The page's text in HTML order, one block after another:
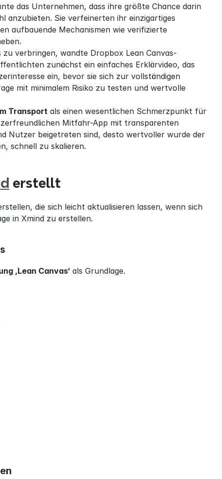
das Unternehmen, dass ihre größte Chance darin
anzubieten. Sie verfeinerten ihr einzigartiges
aufbauende Mechanismen wie verifizierte
verbringen, wandte Dropbox Lean Canvas-
zunächst ein einfaches Erklärvideo, das
ein, bevor sie sich zur vollständigen
mit minimalem Risiko zu testen und wertvolle
Transport als einen wesentlichen Schmerzpunkt für
Mitfahr-App mit transparenten
Nutzer beigetreten sind, desto wertvoller wurde der
schnell zu skalieren.
erstellt
die sich leicht aktualisieren lassen, wenn sich
in Xmind zu erstellen.
‚Lean Canvas‘ als Grundlage.